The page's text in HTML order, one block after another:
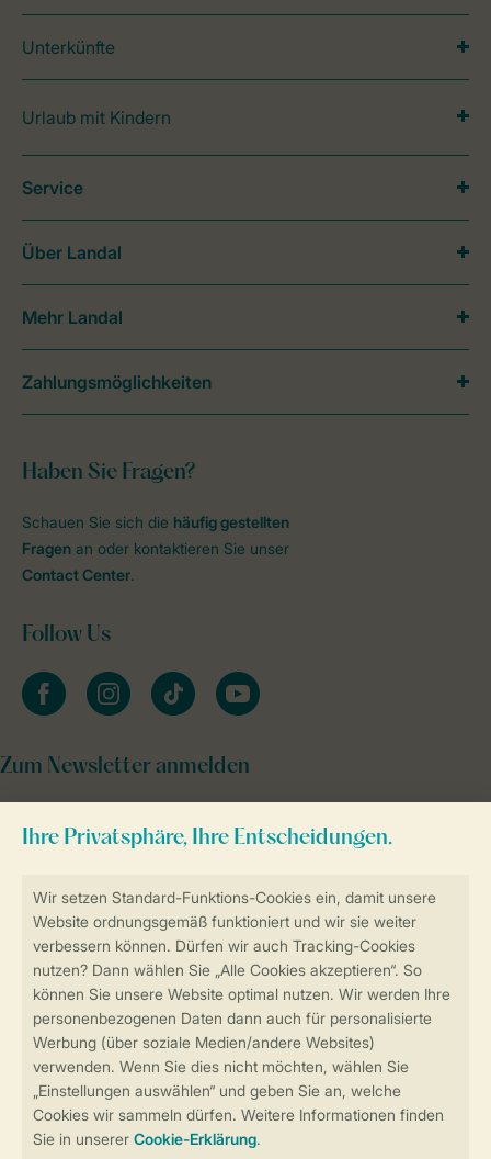
Sicherstellung Deiner Privatsphäre
Sicher und schnell zur Online-Buchung
Sichere Datenübertragung
Sicheres Bezahlen
Unterkünfte
Urlaub mit Kindern
Haben Sie Fragen?
Schauen Sie sich die häufig gestellten
Fragen an oder kontaktieren Sie unser
Contact Center.
Follow Us
facebookinstagramtiktok youtube
Zum Newsletter anmelden
Service
Über Landal
Mehr Landal
Zahlungsmöglichkeiten